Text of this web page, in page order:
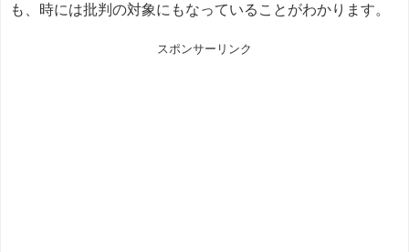
も、時には批判の対象にもなっていることがわかります。
スポンサーリンク